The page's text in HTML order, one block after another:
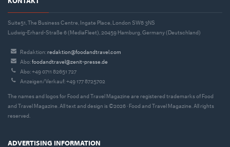
Suite51, The Business Centre, Ingate Place, London SW8 3NS
Ludwig-Erhard-Straße 6 (MediaFleet), 20459 Hamburg, Germany (Deutschland)
Redaktion:redaktion@foodandtravel.com
Abo:foodandtravel@zenit-presse.de
Abo: +49 0711 82651 727
Anzeigen/Verkauf: +49 177 8725702
The names and logos for Food and Travel Magazine are registered trademarks of Food
and Travel Magazine. All text and design is ©2026 · Food and Travel Magazine. All rights
reserved.
ADVERTISING INFORMATION